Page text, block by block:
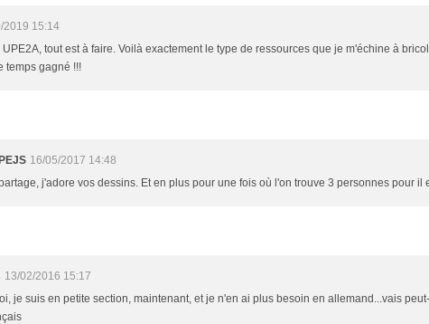
2019 15:14
tout est à faire. Voilà exactement le type de ressources que je m'échine à
temps gagné !!!
16/05/2017 14:48
j'adore vos dessins. Et en plus pour une fois où l'on trouve 3 personnes pour il
13/02/2016 15:17
je suis en petite section, maintenant, et je n'en ai plus besoin en allemand...vais